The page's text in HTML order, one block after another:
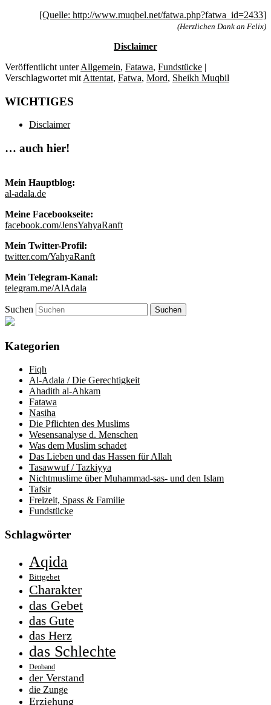
[Quelle: http://www.muqbel.net/fatwa.php?fatwa_id=2433]
(Herzlichen Dank an Felix)
Disclaimer
Veröffentlicht unter Allgemein, Fatawa, Fundstücke |
Verschlagwortet mit Attentat, Fatwa, Mord, Sheikh Muqbil
WICHTIGES
Disclaimer
… auch hier!
Mein Hauptblog:
al-adala.de
Meine Facebookseite:
facebook.com/JensYahyaRanft
Mein Twitter-Profil:
twitter.com/YahyaRanft
Mein Telegram-Kanal:
telegram.me/AlAdala
Suchen
Kategorien
Fiqh
Al-Adala / Die Gerechtigkeit
Ahadith al-Ahkam
Fatawa
Nasiha
Die Pflichten des Muslims
Wesensanalyse d. Menschen
Was dem Muslim schadet
Das Lieben und das Hassen für Allah
Tasawwuf / Tazkiyya
Nichtmuslime über Muhammad-sas- und den Islam
Tafsir
Freizeit, Spass & Familie
Fundstücke
Schlagwörter
Aqida
Bittgebet
Charakter
das Gebet
das Gute
das Herz
das Schlechte
Deoband
der Verstand
die Zunge
Erziehung